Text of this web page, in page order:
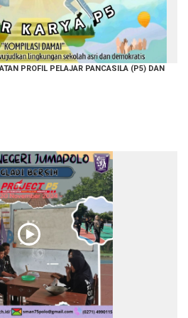
PROFIL PELAJAR PANCASILA (P5) DAN